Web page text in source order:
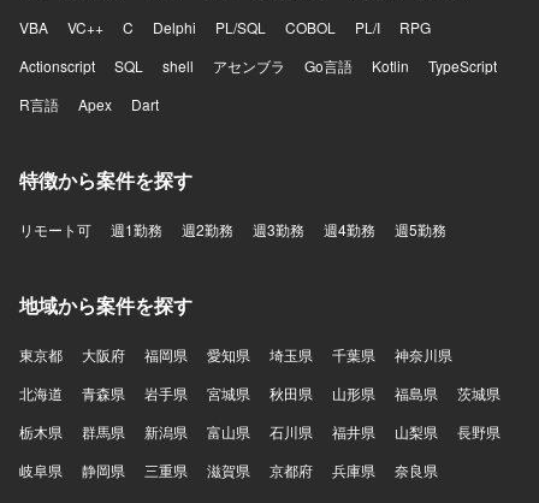
VBA
VC++ C Delphi PL/SQL COBOL PL/I
RPG
Actionscript
SQL shell アセンブラ Go言語 Kotlin
TypeScript
R言語
Apex Dart
特徴から案件を探す
リモート可 週1勤務 週2勤務 週3勤務 週4勤務 週5勤務
地域から案件を探す
東京都 大阪府 福岡県 愛知県 埼玉県 千葉県
神奈川県
北海道
青森県 岩手県 宮城県 秋田県 山形県 福島県
茨城県
栃木県
群馬県 新潟県 富山県 石川県 福井県 山梨県
長野県
岐阜県
静岡県 三重県 滋賀県 京都府 兵庫県
奈良県